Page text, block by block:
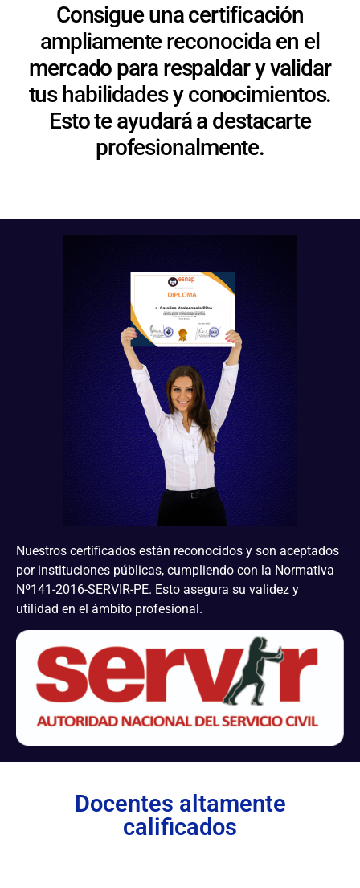
Consigue una certificación
ampliamente reconocida en el
mercado para respaldar y validar
tus habilidades y conocimientos.
Esto te ayudará a destacarte
profesionalmente.
Nuestros certificados están reconocidos y son aceptados
por instituciones públicas, cumpliendo con la Normativa
Nº141-2016-SERVIR-PE. Esto asegura su validez y
utilidad en el ámbito profesional.
Docentes altamente
calificados